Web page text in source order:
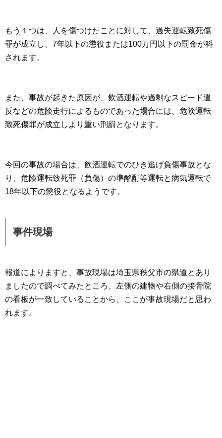
もう１つは、人を傷つけたことに対して、過失運転致死傷
罪が成立し、7年以下の懲役または100万円以下の罰金が科
されます。
また、事故が起きた原因が、飲酒運転や過剰なスピード違
反などの危険走行によるものであった場合には、危険運転
致死傷罪が成立しより重い刑罰となります。
今回の事故の場合は、飲酒運転でのひき逃げ負傷事故とな
り、危険運転致死罪（負傷）の準酩酊等運転と病気運転で
18年以下の懲役となるようです。
事件現場
報道によりますと、事故現場は埼玉県秩父市の県道とあり
ましたので調べてみたところ、左側の建物や右側の接骨院
の看板が一致していることから、ここが事故現場だと思わ
れます。